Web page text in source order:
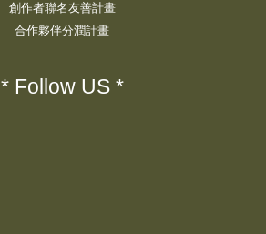
創作者聯名友善計畫
合作夥伴分潤計畫
* Follow US *